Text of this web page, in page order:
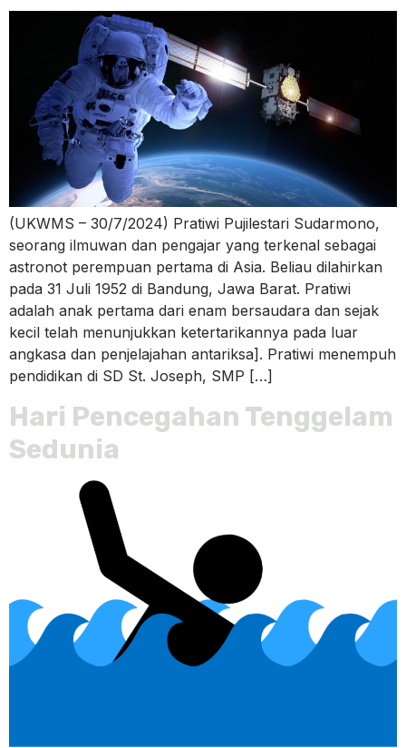
(UKWMS – 30/7/2024) Pratiwi Pujilestari Sudarmono,
seorang ilmuwan dan pengajar yang terkenal sebagai
astronot perempuan pertama di Asia. Beliau dilahirkan
pada 31 Juli 1952 di Bandung, Jawa Barat. Pratiwi
adalah anak pertama dari enam bersaudara dan sejak
kecil telah menunjukkan ketertarikannya pada luar
angkasa dan penjelajahan antariksa]. Pratiwi menempuh
pendidikan di SD St. Joseph, SMP […]
Hari Pencegahan Tenggelam
Sedunia